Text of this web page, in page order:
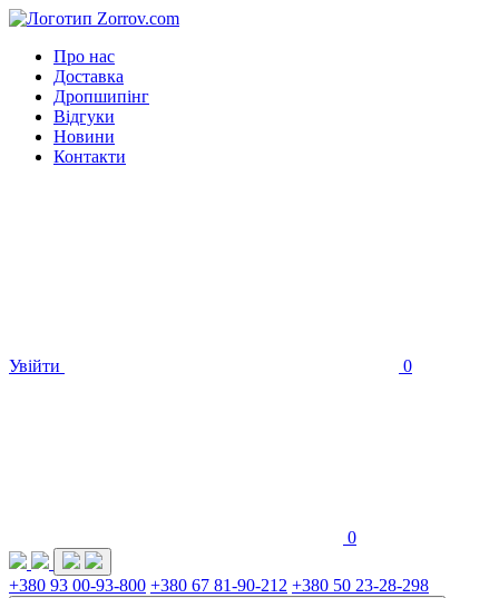
Про нас
Доставка
Дропшипінг
Відгуки
Новини
Контакти
Увійти 0
0
+380 93 00-93-800 +380 67 81-90-212 +380 50 23-28-298